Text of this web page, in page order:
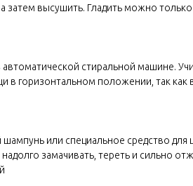
затем высушить. Гладить можно
стиральной машине.
в горизонтальном положении, так
или специальное средство
замачивать, тереть и сильно